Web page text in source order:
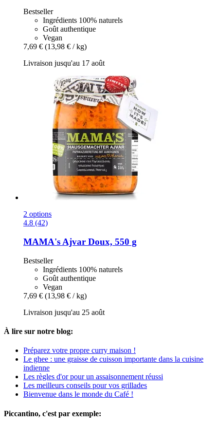
Bestseller
Ingrédients 100% naturels
Goût authentique
Vegan
7,69 € (13,98 € / kg)
Livraison jusqu'au 17 août
2 options
4.8 (42)
MAMA's Ajvar Doux, 550 g
Bestseller
Ingrédients 100% naturels
Goût authentique
Vegan
7,69 € (13,98 € / kg)
Livraison jusqu'au 25 août
À lire sur notre blog:
Préparez votre propre curry maison !
Le ghee : une graisse de cuisson importante dans la cuisine
indienne
Les règles d'or pour un assaisonnement réussi
Les meilleurs conseils pour vos grillades
Bienvenue dans le monde du Café !
Piccantino, c'est par exemple: